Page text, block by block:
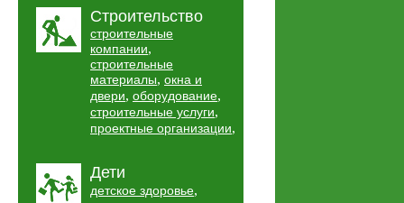
Строительство
строительные
компании,
строительные
материалы, окна и
двери, оборудование,
строительные услуги,
проектные организации,
Дети
детское здоровье,